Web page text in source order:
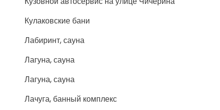
Кулаковские бани
Лабиринт, сауна
Лагуна, сауна
Лагуна, сауна
Лачуга, банный комплекс